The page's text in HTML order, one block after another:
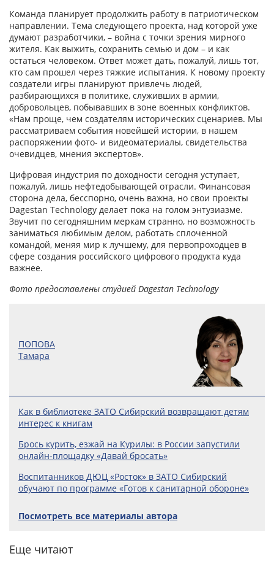
Команда планирует продолжить работу в патриотическом
направлении. Тема следующего проекта, над которой уже
думают разработчики, – война с точки зрения мирного
жителя. Как выжить, сохранить семью и дом – и как
остаться человеком. Ответ может дать, пожалуй, лишь тот,
кто сам прошел через тяжкие испытания. К новому проекту
создатели игры планируют привлечь людей,
разбирающихся в политике, служивших в армии,
добровольцев, побывавших в зоне военных конфликтов.
«Нам проще, чем создателям исторических сценариев. Мы
рассматриваем события новейшей истории, в нашем
распоряжении фото- и видео­материалы, свидетельства
очевидцев, мнения экспертов».
Цифровая индустрия по доходности сегодня уступает,
пожалуй, лишь нефтедобывающей отрасли. Финансовая
сторона дела, бесспорно, очень важна, но свои проекты
Dagestan Technology делает пока на голом энтузиазме.
Звучит по сегодняшним меркам странно, но возможность
заниматься любимым делом, работать сплоченной
командой, меняя мир к лучшему, для первопроходцев в
сфере создания российского цифрового продукта куда
важнее.
Фото предоставлены студией Dagestan Technology
ПОПОВА
Тамара
Как в библиотеке ЗАТО Сибирский возвращают детям
интерес к книгам
Брось курить, езжай на Курилы: в России запустили
онлайн-­площадку «Давай бросать»
Воспитанников ДЮЦ «Росток» в ЗАТО Сибирский
обучают по программе «Готов к санитарной обороне»
Посмотреть все материалы автора
Еще читают